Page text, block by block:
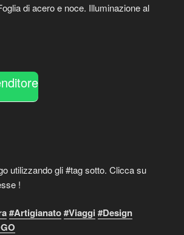
di acero e noce. Illuminazione al
utilizzando gli #tag sotto. Clicca su
!
#Artigianato#Viaggi #Design